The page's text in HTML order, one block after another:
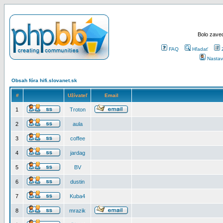
Bolo
FAQ Hľadať
Obsah fóra hifi.slovanet.sk
# Užívateľ Email
1 Troton
2 aula
3 coffee
4 jardag
5 BV
6 dustin
7 Kuba4
8 mrazik